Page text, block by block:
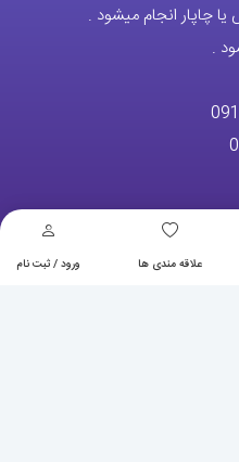
علاقه مندی ها ورود / ثبت نام
چاپار انجام میشود .
.